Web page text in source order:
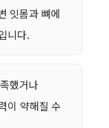
잇몸과 뼈에
니다.
했거나
이 약해질 수